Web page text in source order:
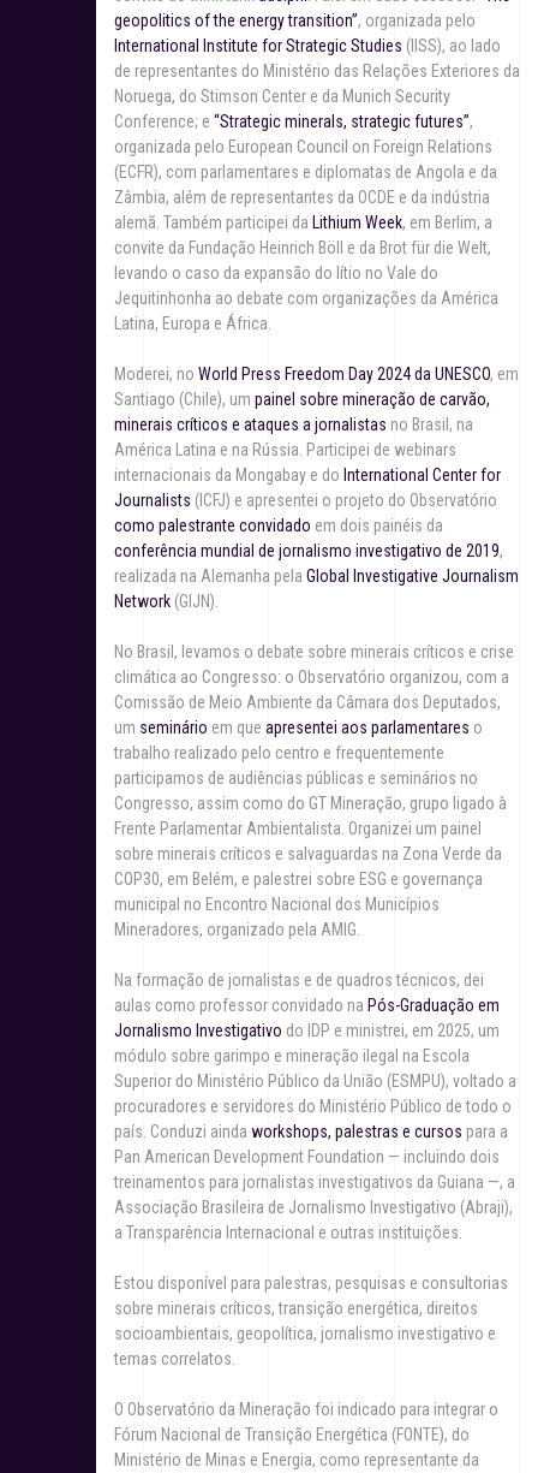
geopolitics of the energy transition”, organizada pelo
International Institute for Strategic Studies (IISS), ao lado
de representantes do Ministério das Relações Exteriores da
Noruega, do Stimson Center e da Munich Security
Conference; e “Strategic minerals, strategic futures”,
organizada pelo European Council on Foreign Relations
(ECFR), com parlamentares e diplomatas de Angola e da
Zâmbia, além de representantes da OCDE e da indústria
alemã. Também participei da Lithium Week, em Berlim, a
convite da Fundação Heinrich Böll e da Brot für die Welt,
levando o caso da expansão do lítio no Vale do
Jequitinhonha ao debate com organizações da América
Latina, Europa e África.
Moderei, no World Press Freedom Day 2024 da UNESCO, em
Santiago (Chile), um painel sobre mineração de carvão,
minerais críticos e ataques a jornalistas no Brasil, na
América Latina e na Rússia. Participei de webinars
internacionais da Mongabay e do International Center for
Journalists (ICFJ) e apresentei o projeto do Observatório
como palestrante convidado em dois painéis da
conferência mundial de jornalismo investigativo de 2019,
realizada na Alemanha pela Global Investigative Journalism
Network (GIJN).
No Brasil, levamos o debate sobre minerais críticos e crise
climática ao Congresso: o Observatório organizou, com a
Comissão de Meio Ambiente da Câmara dos Deputados,
um seminário em que apresentei aos parlamentares o
trabalho realizado pelo centro e frequentemente
participamos de audiências públicas e seminários no
Congresso, assim como do GT Mineração, grupo ligado à
Frente Parlamentar Ambientalista. Organizei um painel
sobre minerais críticos e salvaguardas na Zona Verde da
COP30, em Belém, e palestrei sobre ESG e governança
municipal no Encontro Nacional dos Municípios
Mineradores, organizado pela AMIG.
Na formação de jornalistas e de quadros técnicos, dei
aulas como professor convidado na Pós-Graduação em
Jornalismo Investigativo do IDP e ministrei, em 2025, um
módulo sobre garimpo e mineração ilegal na Escola
Superior do Ministério Público da União (ESMPU), voltado a
procuradores e servidores do Ministério Público de todo o
país. Conduzi ainda workshops, palestras e cursos para a
Pan American Development Foundation — incluindo dois
treinamentos para jornalistas investigativos da Guiana —, a
Associação Brasileira de Jornalismo Investigativo (Abraji),
a Transparência Internacional e outras instituições.
Estou disponível para palestras, pesquisas e consultorias
sobre minerais críticos, transição energética, direitos
socioambientais, geopolítica, jornalismo investigativo e
temas correlatos.
O Observatório da Mineração foi indicado para integrar o
Fórum Nacional de Transição Energética (FONTE), do
Ministério de Minas e Energia, como representante da